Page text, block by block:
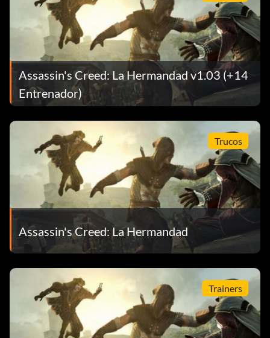
Assassin's Creed: La Hermandad v1.03 (+14
Entrenador)
Trucos
Assassin's Creed: La Hermandad
Trainers